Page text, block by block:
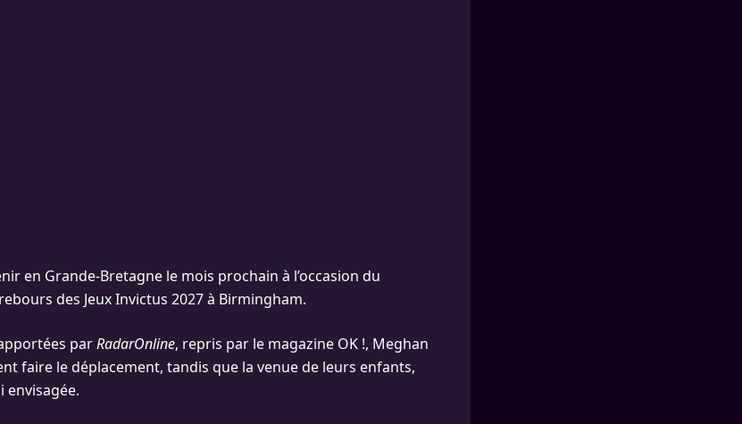
en Grande-Bretagne le mois prochain à l’occasion du
des Jeux Invictus 2027 à Birmingham.
parRadarOnline, repris par le magazine OK !, Meghan
faire le déplacement, tandis que la venue de leurs enfants,
envisagée.